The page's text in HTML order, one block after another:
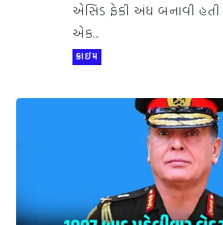
એસિડ ફેકી અંધ બનાવી હતી
એક...
ક્રાઇમ